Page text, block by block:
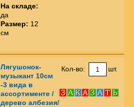
На складе:
да
Размер: 12
см
Лягушонок-
музыкант 10см
-3 вида в
ассортименте /
дерево албезия/
Кол-во: шт.